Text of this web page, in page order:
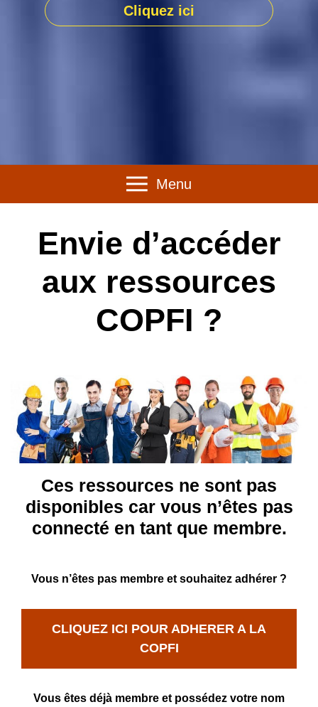
Cliquez ici
Menu
Envie d’accéder
aux ressources
COPFI ?
Ces ressources ne sont pas
disponibles car vous n’êtes pas
connecté en tant que membre.
Vous n’êtes pas membre et souhaitez adhérer ?
CLIQUEZ ICI POUR ADHERER A LA
COPFI
Vous êtes déjà membre et possédez votre nom